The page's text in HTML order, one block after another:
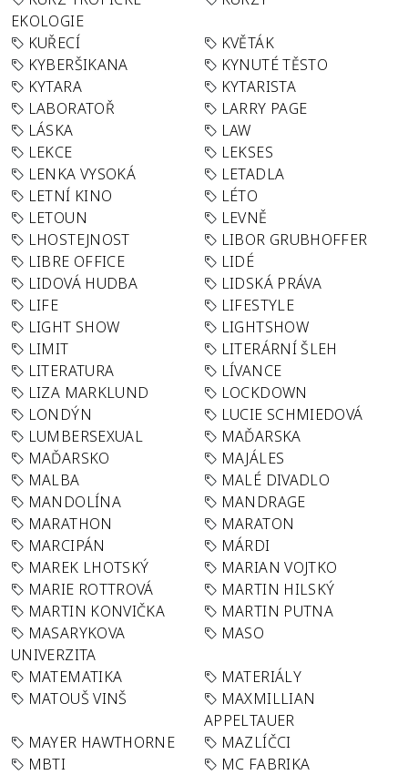
EKOLOGIE
KUŘECÍ
KVĚTÁK
KYBERŠIKANA
KYNUTÉ TĚSTO
KYTARA
KYTARISTA
LABORATOŘ
LARRY PAGE
LÁSKA
LAW
LEKCE
LEKSES
LENKA VYSOKÁ
LETADLA
LETNÍ KINO
LÉTO
LETOUN
LEVNĚ
LHOSTEJNOST
LIBOR GRUBHOFFER
LIBRE OFFICE
LIDÉ
LIDOVÁ HUDBA
LIDSKÁ PRÁVA
LIFE
LIFESTYLE
LIGHT SHOW
LIGHTSHOW
LIMIT
LITERÁRNÍ ŠLEH
LITERATURA
LÍVANCE
LIZA MARKLUND
LOCKDOWN
LONDÝN
LUCIE SCHMIEDOVÁ
LUMBERSEXUAL
MAĎARSKA
MAĎARSKO
MAJÁLES
MALBA
MALÉ DIVADLO
MANDOLÍNA
MANDRAGE
MARATHON
MARATON
MARCIPÁN
MÁRDI
MAREK LHOTSKÝ
MARIAN VOJTKO
MARIE ROTTROVÁ
MARTIN HILSKÝ
MARTIN KONVIČKA
MARTIN PUTNA
MASARYKOVA
UNIVERZITA
MASO
MATEMATIKA
MATERIÁLY
MATOUŠ VINŠ
MAXMILLIAN
APPELTAUER
MAYER HAWTHORNE
MAZLÍČCI
MBTI
MC FABRIKA